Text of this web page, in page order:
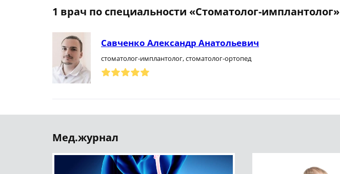
1 врач по специальности «Стоматолог-имплантолог»
Савченко Александр Анатольевич
стоматолог-имплантолог, стоматолог-ортопед
Мед.журнал